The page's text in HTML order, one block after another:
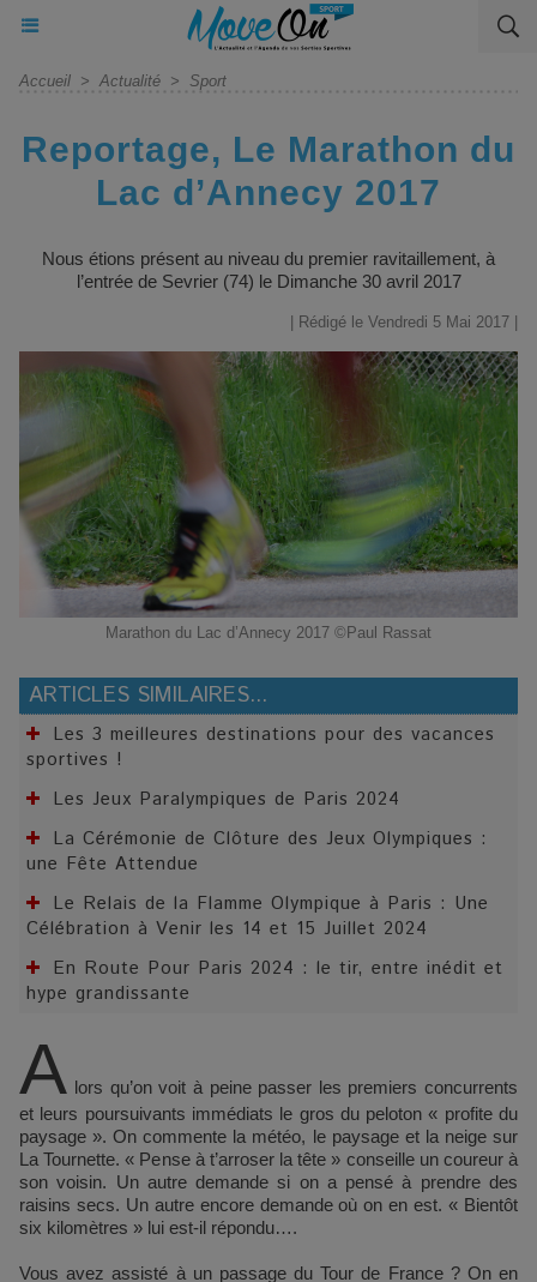
Accueil > Actualité > Sport
Reportage, Le Marathon du
Lac d’Annecy 2017
Nous étions présent au niveau du premier ravitaillement, à
l’entrée de Sevrier (74) le Dimanche 30 avril 2017
| Rédigé le Vendredi 5 Mai 2017 |
Marathon du Lac d’Annecy 2017 ©Paul Rassat
ARTICLES SIMILAIRES...
Les 3 meilleures destinations pour des vacances
sportives !
Les Jeux Paralympiques de Paris 2024
La Cérémonie de Clôture des Jeux Olympiques :
une Fête Attendue
Le Relais de la Flamme Olympique à Paris : Une
Célébration à Venir les 14 et 15 Juillet 2024
En Route Pour Paris 2024 : le tir, entre inédit et
hype grandissante
A lors qu’on voit à peine passer les premiers concurrents
et leurs poursuivants immédiats le gros du peloton « profite du
paysage ». On commente la météo, le paysage et la neige sur
La Tournette. « Pense à t’arroser la tête » conseille un coureur à
son voisin. Un autre demande si on a pensé à prendre des
raisins secs. Un autre encore demande où on en est. « Bientôt
six kilomètres » lui est-il répondu….
Vous avez assisté à un passage du Tour de France ? On en